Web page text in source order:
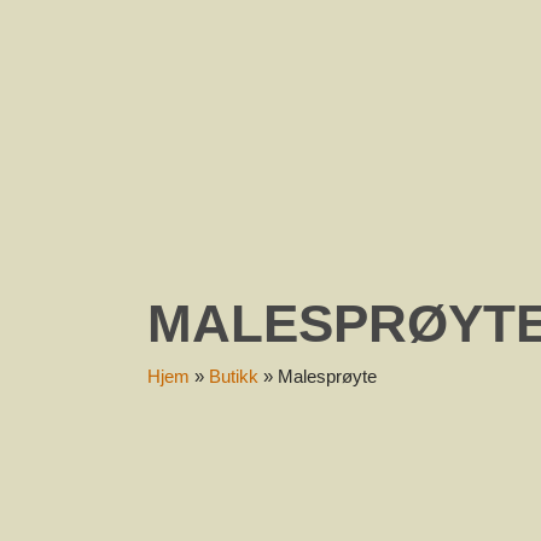
Hjem » Butikk » Malesprøyte